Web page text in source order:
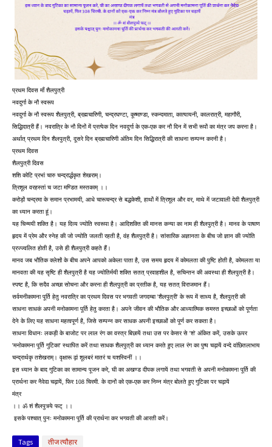
प्रथम दिवस माँ शैलपुत्री
नवदुर्गा के नौ स्वरूप
नवदुर्गा के नौ स्वरूप शैलपुत्री, ब्रह्मचारिणी, चन्द्रघण्टा, कूष्माण्डा, स्कन्दमाता, कात्यायनी, कालरात्री, महागौरी,
सिद्धिदात्री हैं। नवरात्रि के नौ दिनों में प्रत्येक दिन नवदुर्गा के एक-एक कर नौ दिन में सभी रूपों का मंत्र जप करना है।
अर्थात् प्रथम दिन शैलपुत्री, दूसरे दिन ब्रह्मचारिणी अंतिम दिन सिद्धिरात्री की साधना सम्पन्न करनी है।
प्रथम दिवस
शैलपुत्री दिवस
शशि कोटि प्रभां चारु चन्द्रार्द्धकृत शेखराम्।
त्रिशूल वरहस्तां च जटा मण्डित मस्तकाम् ।।
करोड़ों चन्द्रमा के समान प्रभामयी, आधे चारूचन्द्र से बद्धकेशी, हाथों में त्रिशूल और वर, माथे में जटावाली देवी शैलपुत्री
का ध्यान करता हूं।
यह चिन्मयी शक्ति है। यह दिव्य ज्योति स्वरूपा है। आदिशक्ति की मानस कन्या का नाम ही शैलपुत्री है। मानव के पाषाण
हृदय में प्रेम और स्नेह की जो ज्योति जलती रहती है, वंह शैलपुत्री है। सांसारिक अज्ञानता के बीच जो ज्ञान की ज्योति
प्रज्ज्वलित होती है, उसे ही शैलपुत्री कहते हैं।
मानव जब भौतिक क्लेशों के बीच अपने आपको अकेला पाता है, उस समय हृदय में कोमलता की पुष्टि होती है, कोमलता या
मानवता की यह सृष्टि ही शैलपुत्री है यह ज्योतिर्मयी शक्ति सतत् प्रवाहशील है, सचिन्तन की अवस्था ही शैलपुत्री है।
स्पष्ट है, कि सदैव अच्छा सोचना और करना ही शैलपुत्री का प्रतीक है, यह सतत् विराजमान हैं।
सर्वमनीकामना पूर्ति हेतु नवरात्रि का प्रथम दिवस पर भगवती जगदम्बा 'शैलपुत्री' के रूप में साध्य है, शैलपुत्री की
साधना साधकं अपनी मनोकामना पूर्ति हेतु करता है। अपने जीवन की भौतिक और आध्यात्मिक समस्त इच्छाओं को पूर्णता
देने के लिए यह साधना महत्वपूर्ण है, जिसे सम्पन्न कर साधक अपनी इच्छाओं को पूर्ण कर सकता है।
साधना विधानः लकड़ी के बाजोट पर लाल रंग का वस्त्र बिछायें तथा उस पर केसर से 'शं' अंकित करें, उसके ऊपर
'मनोकामना पूर्ति गुटिका' स्थापित करें तथा साधक शैलपुत्री का ध्यान करते हुए लाल रंग का पुष्प चढ़ायें वन्दे वांछितलाभाय
चन्द्रार्थकृ तशेखराम्। वृक्षारू ढ़ां शूलबरं मातरं च यशस्विनीं ।।
इस ध्यान के बाद गुटिका का सामान्य पूजन करे, घी का अखण्ड दीपक लगायें तथा भगवती से अपनी मनोकामना पूर्ति की
प्रार्थना कर नैवेद्य चढ़ायें, फिर 108 चिरमी. के दानों को एक-एक कर निम्न मंत्र बोलते हुए गुटिका पर चढ़ायें
मंत्र
।। ॐ शं शैलपुत्र्ये फट् ।।
इसके पश्चात् पुनः मनोकामना पूर्ति की प्रार्थना कर भगवती की आरती करें।
Tags तीज त्यौहार